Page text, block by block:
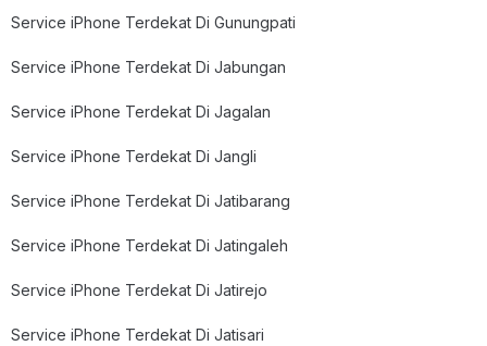
Service iPhone Terdekat Di Gunungpati
Service iPhone Terdekat Di Jabungan
Service iPhone Terdekat Di Jagalan
Service iPhone Terdekat Di Jangli
Service iPhone Terdekat Di Jatibarang
Service iPhone Terdekat Di Jatingaleh
Service iPhone Terdekat Di Jatirejo
Service iPhone Terdekat Di Jatisari